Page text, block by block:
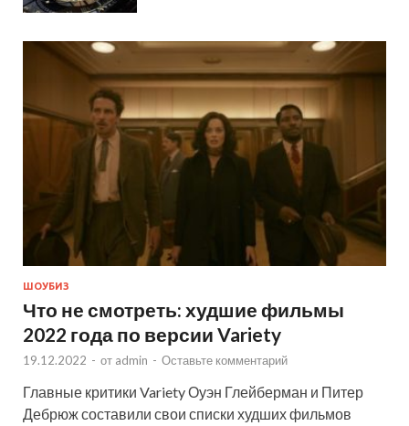
ШОУБИЗ
Что не смотреть: худшие фильмы
2022 года по версии Variety
19.12.2022 - от admin - Оставьте комментарий
Главные критики Variety Оуэн Глейберман и Питер
Дебрюж составили свои списки худших фильмов